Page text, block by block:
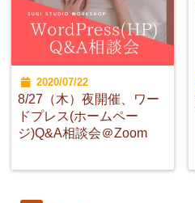
2020/07/22
8/27（木）夜開催、ワー
ドプレス(ホームペー
ジ)Q&A相談会＠Zoom